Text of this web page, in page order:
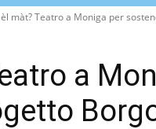
màt? Teatro a Moniga per
a